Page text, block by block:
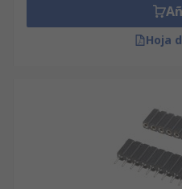
Hoja